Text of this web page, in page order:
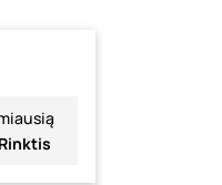
Rinktis